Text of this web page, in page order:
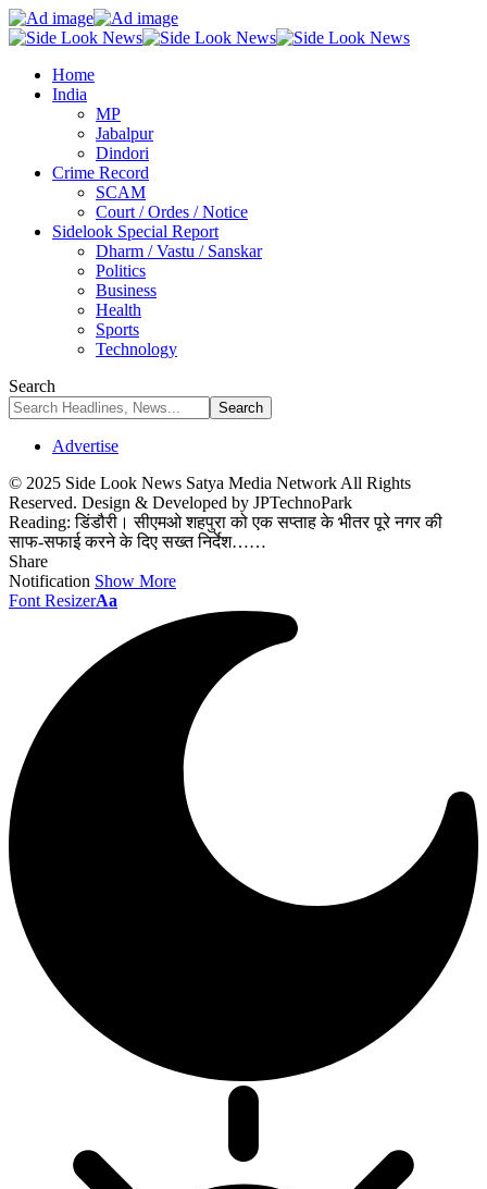
Home
India
MP
Jabalpur
Dindori
Crime Record
SCAM
Court / Ordes / Notice
Sidelook Special Report
Dharm / Vastu / Sanskar
Politics
Business
Health
Sports
Technology
Search
Advertise
© 2025 Side Look News Satya Media Network All Rights
Reserved. Design & Developed by JPTechnoPark
Reading: डिंडौरी। सीएमओ शहपुरा को एक सप्ताह के भीतर पूरे नगर की
साफ-सफाई करने के दिए सख्त निर्देश……
Share
Notification Show More
Font ResizerAa